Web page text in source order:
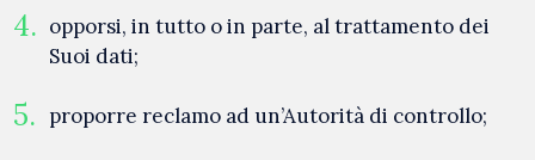
opporsi, in tutto o in parte, al trattamento dei
Suoi dati;
proporre reclamo ad un’Autorità di controllo;